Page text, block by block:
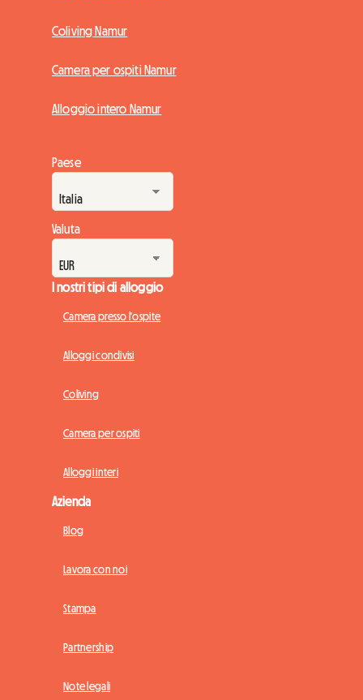
Coliving Namur
Camera per ospiti Namur
Alloggio intero Namur
Paese
Valuta
I nostri tipi di alloggio
Camera presso l'ospite
Alloggi condivisi
Coliving
Camera per ospiti
Alloggi interi
Azienda
Blog
Lavora con noi
Stampa
Partnership
Note legali